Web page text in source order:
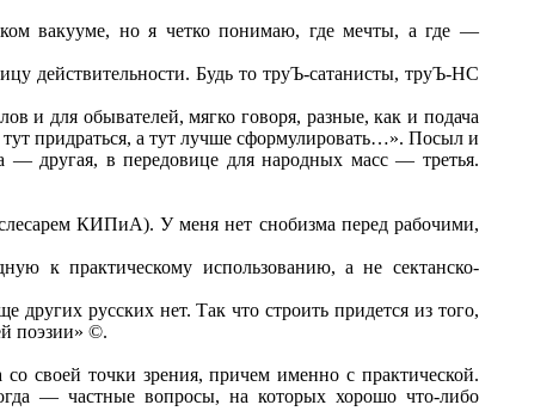
вакууме, но я четко понимаю, где мечты, а где —
действительности. Будь то труЪ-сатанисты, труЪ-НС
и для обывателей, мягко говоря, разные, как и подача
придраться, а тут лучше сформулировать…». Посыл и
— другая, в передовице для народных масс — третья.
КИПиА). У меня нет снобизма перед рабочими,
к практическому использованию, а не сектанско-
русских нет. Так что строить придется из того,
поэзии» ©.
своей точки зрения, причем именно с практической.
— частные вопросы, на которых хорошо что-либо